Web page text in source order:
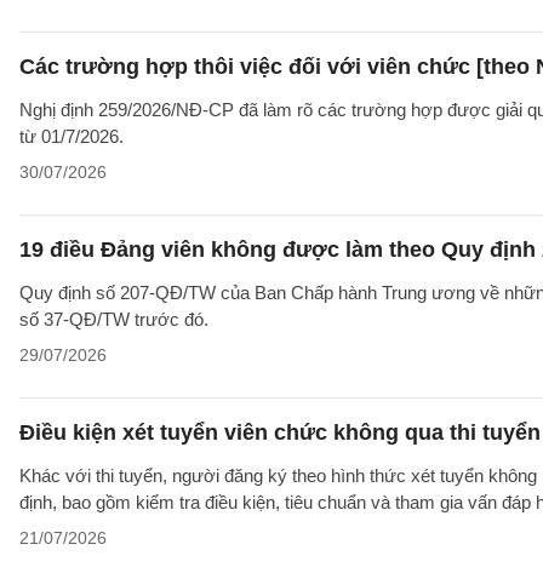
Các trường hợp thôi việc đối với viên chức [theo
Nghị định 259/2026/NĐ-CP đã làm rõ các trường hợp được giải
từ 01/7/2026.
30/07/2026
19 điều Đảng viên không được làm theo Quy định
Quy định số 207-QĐ/TW của Ban Chấp hành Trung ương về
số 37-QĐ/TW trước đó.
29/07/2026
Điều kiện xét tuyển viên chức không qua thi
Khác với thi tuyển, người đăng ký theo hình thức xét tuyển
định, bao gồm kiểm tra điều kiện, tiêu chuẩn và tham gia vấn đáp
21/07/2026